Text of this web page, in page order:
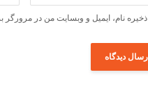
ذخیره نام، ایمیل و وبسایت من در مرورگر